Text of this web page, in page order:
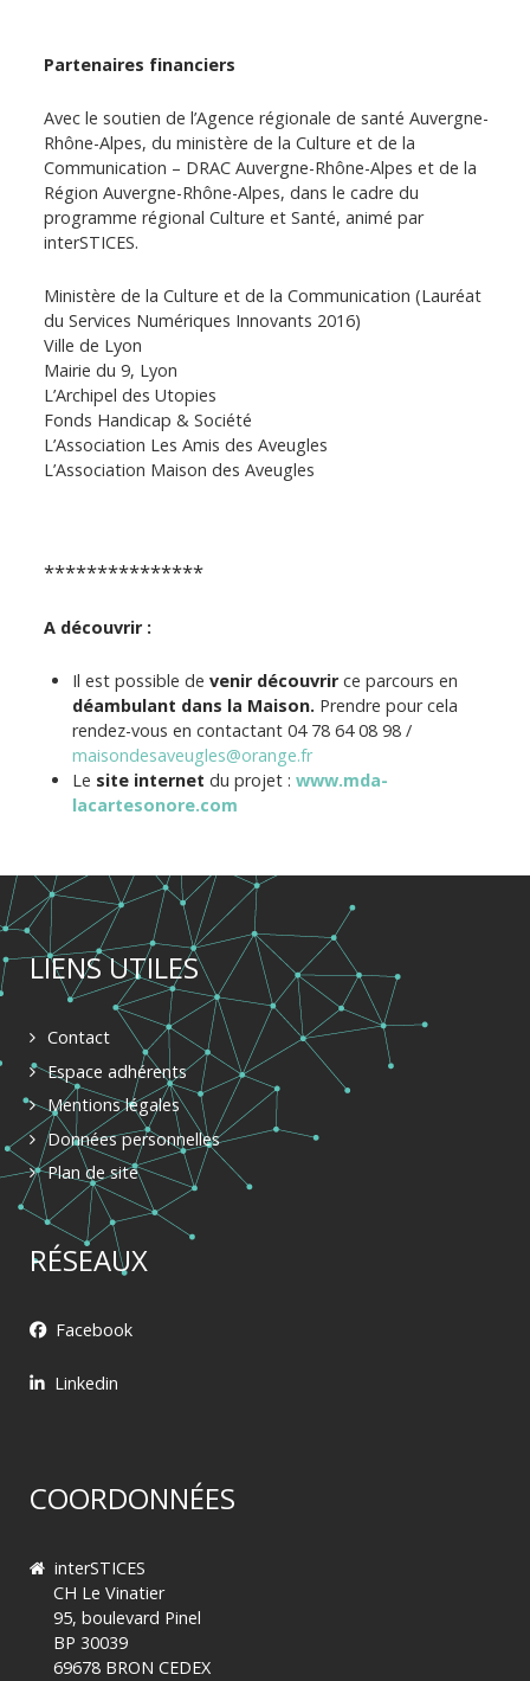
Partenaires financiers
Avec le soutien de l’Agence régionale de santé Auvergne-
Rhône-Alpes, du ministère de la Culture et de la
Communication – DRAC Auvergne-Rhône-Alpes et de la
Région Auvergne-Rhône-Alpes, dans le cadre du
programme régional Culture et Santé, animé par
interSTICES.
Ministère de la Culture et de la Communication (Lauréat
du Services Numériques Innovants 2016)
Ville de Lyon
Mairie du 9, Lyon
L’Archipel des Utopies
Fonds Handicap & Société
L’Association Les Amis des Aveugles
L’Association Maison des Aveugles
***************
A découvrir :
Il est possible de venir découvrir ce parcours en
déambulant dans la Maison. Prendre pour cela
rendez-vous en contactant 04 78 64 08 98 /
maisondesaveugles@orange.fr
Le site internet du projet : www.mda-
lacartesonore.com
LIENS UTILES
Contact
Espace adhérents
Mentions légales
Données personnelles
Plan de site
RÉSEAUX
Facebook
Linkedin
COORDONNÉES
interSTICES
CH Le Vinatier
95, boulevard Pinel
BP 30039
69678 BRON CEDEX